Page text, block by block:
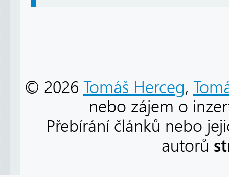
© 2026 Tomáš Herceg,
nebo zájem o
Přebírání článků nebo
autorů